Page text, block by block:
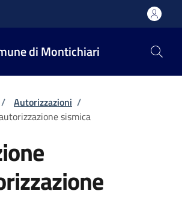
di Montichiari
pane
/ Autorizzazioni /
sismica